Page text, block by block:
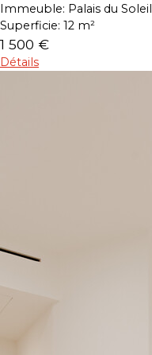
Immeuble: Palais du Soleil
Superficie: 12 m²
1 500 €
Détails